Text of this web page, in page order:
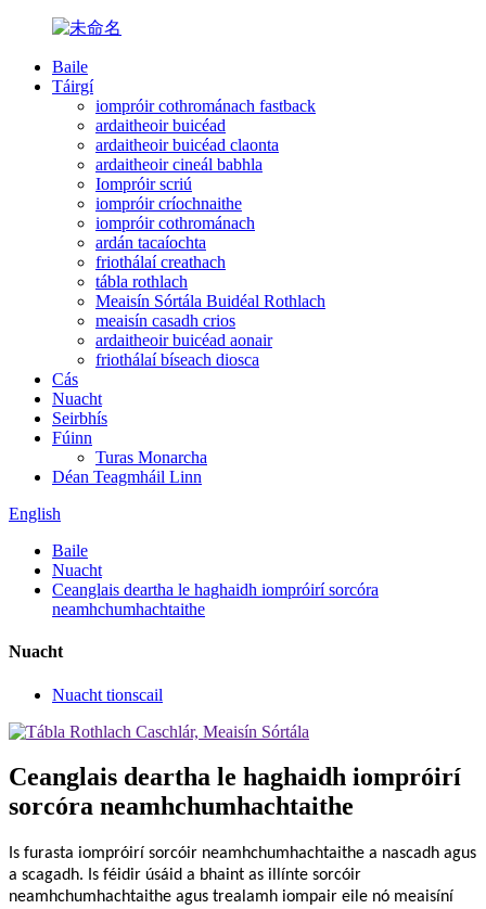
Baile
Táirgí
iompróir cothrománach fastback
ardaitheoir buicéad
ardaitheoir buicéad claonta
ardaitheoir cineál babhla
Iompróir scriú
iompróir críochnaithe
iompróir cothrománach
ardán tacaíochta
friothálaí creathach
tábla rothlach
Meaisín Sórtála Buidéal Rothlach
meaisín casadh crios
ardaitheoir buicéad aonair
friothálaí bíseach diosca
Cás
Nuacht
Seirbhís
Fúinn
Turas Monarcha
Déan Teagmháil Linn
English
Baile
Nuacht
Ceanglais deartha le haghaidh iompróirí sorcóra
neamhchumhachtaithe
Nuacht
Nuacht tionscail
Ceanglais deartha le haghaidh iompróirí
sorcóra neamhchumhachtaithe
Is furasta iompróirí sorcóir neamhchumhachtaithe a nascadh agus
a scagadh. Is féidir úsáid a bhaint as illínte sorcóir
neamhchumhachtaithe agus trealamh iompair eile nó meaisíní